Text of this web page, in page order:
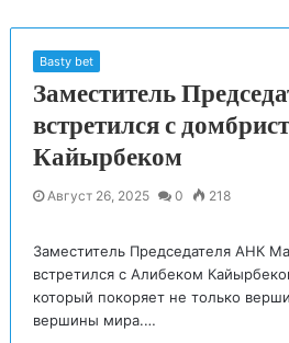
Basty bet
Заместитель
встретился с
Кайырбеком
Август 26, 2025 0 218
Заместитель Председателя АНК
встретился с Алибеком
который покоряет не только
вершины мира.…